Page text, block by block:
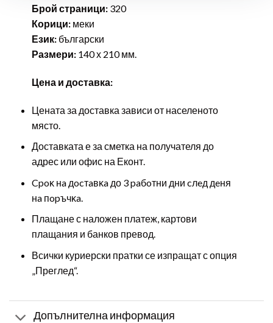
Брой страници:320
Корици:меки
Език:български
Размери:140 х 210 мм.
Цена и доставка:
Цената за доставка зависи от населеното
място.
Доставката е за сметка на получателя до
адрес или офис на Еконт.
Cpoĸ нa дocтaвĸa до 3 paбoтни дни cлeд дeня
нa пopъчĸa.
Плащане с наложен платеж, картови
плащания и банков превод.
Всички куриерски пратки се изпращат с опция
„Преглед“.
Допълнителна информация